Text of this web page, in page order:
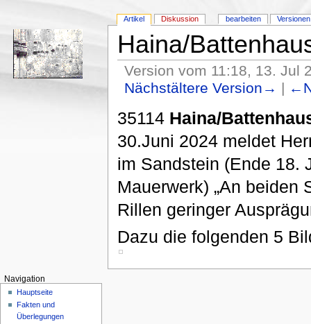
Haina/
Version vom 11:18, 13. Jul
Nächstältere Version→ |
35114Haina/
30.Juni 2024 meldet
im Sandstein (Ende 18.
Mauerwerk) „An beiden
Rillen geringer
Dazu die folgenden 5
Artikel Diskussion bearbeiten Versionen
Navigation
Hauptseite
Fakten und
Überlegungen